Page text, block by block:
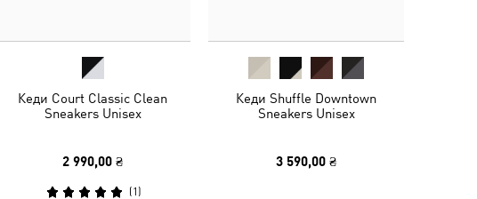
Кеди Court Classic Clean
Sneakers Unisex
2 990,00 ₴
(1 )
Кеди Shuffle Downtown
Sneakers Unisex
3 590,00 ₴